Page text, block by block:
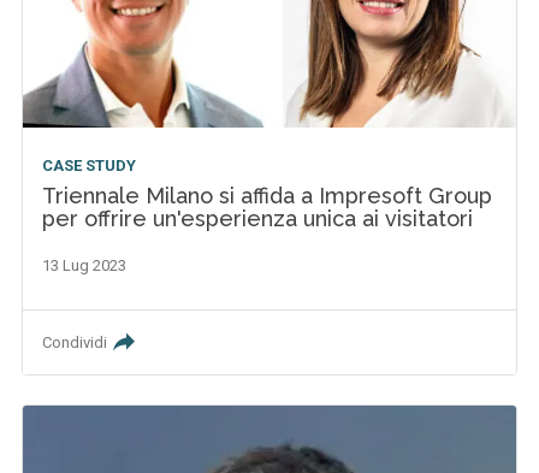
CASE STUDY
Triennale Milano si affida a Impresoft Group
per offrire un'esperienza unica ai visitatori
13 Lug 2023
Condividi